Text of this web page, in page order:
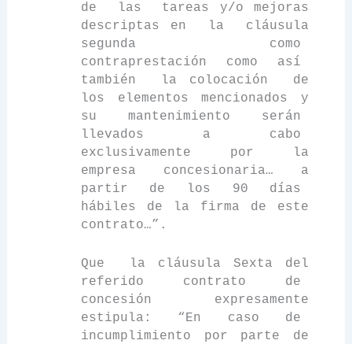
de
las
tareas y/o mejoras
descriptas en
la
cláusula
segunda
como
contraprestación
como
así
también
la colocación
de
los elementos mencionados y
su
mantenimiento
serán
llevados a cabo
exclusivamente
por
la
empresa concesionaria… a
partir de los 90 días
hábiles de la firma de este
contrato…”.
Que
la cláusula Sexta del
referido contrato de
concesión expresamente
estipula: “En caso de
incumplimiento por parte de